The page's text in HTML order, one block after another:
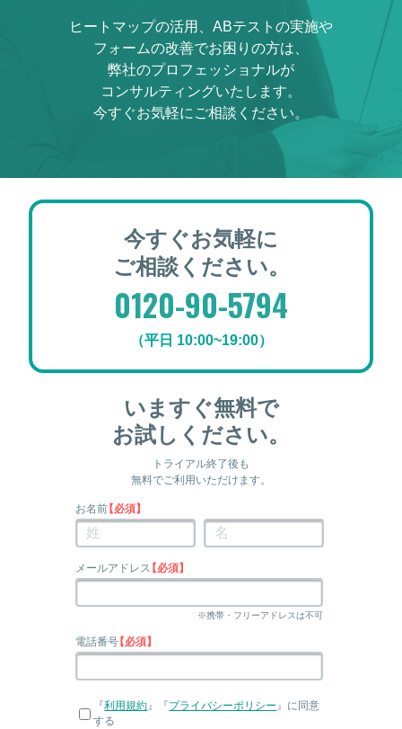
ヒートマップの活用、ABテストの実施や
フォームの改善でお困りの方は、
弊社のプロフェッショナルが
コンサルティングいたします。
今すぐお気軽にご相談ください。
今すぐお気軽に
ご相談ください。
0120-90-5794
（平日 10:00~19:00）
いますぐ無料で
お試しください。
トライアル終了後も
無料でご利用いただけます。
お名前【必須】
メールアドレス【必須】
※携帯・フリーアドレスは不可
電話番号【必須】
『利用規約』『プライバシーポリシー 』に同意
する